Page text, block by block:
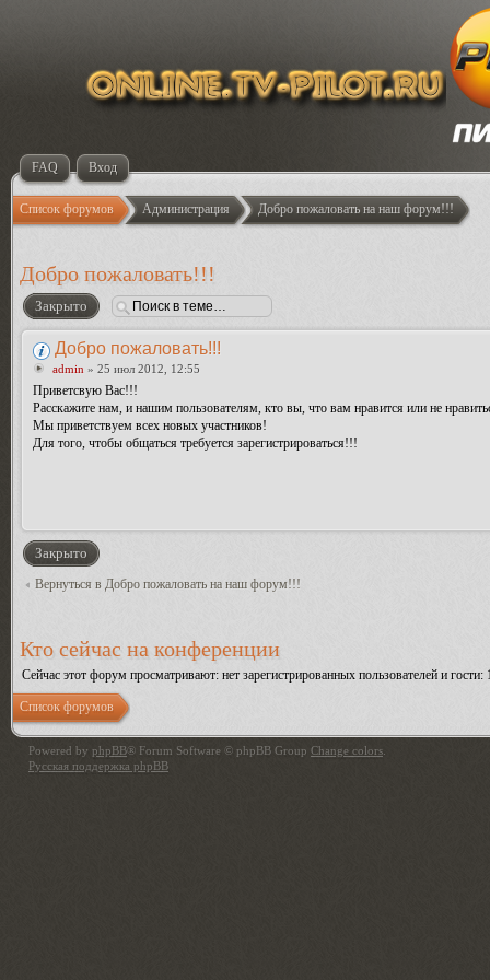
FAQ Вход
Список форумов Администрация Добро пожаловать на наш форум!!!
Добро пожаловать!!!
Закрыто
Добро пожаловать!!!
admin » 25 июл 2012, 12:55
Приветсвую Вас!!!
Расскажите нам, и нашим пользователям, кто вы, что вам нравится или не
Мы приветствуем всех новых участников!
Для того, чтобы общаться требуется зарегистрироваться!!!
Закрыто
Вернуться в Добро пожаловать на наш форум!!!
Кто сейчас на конференции
Сейчас этот форум просматривают: нет зарегистрированных пользователей и гости:
Список форумов
Powered by phpBB® Forum Software © phpBB Group Change colors
Русская поддержка phpBB